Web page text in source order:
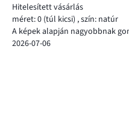
Hitelesített vásárlás
méret: 0 (túl kicsi) ,szín: natúr
A képek alapján nagyobbnak
2026-07-06